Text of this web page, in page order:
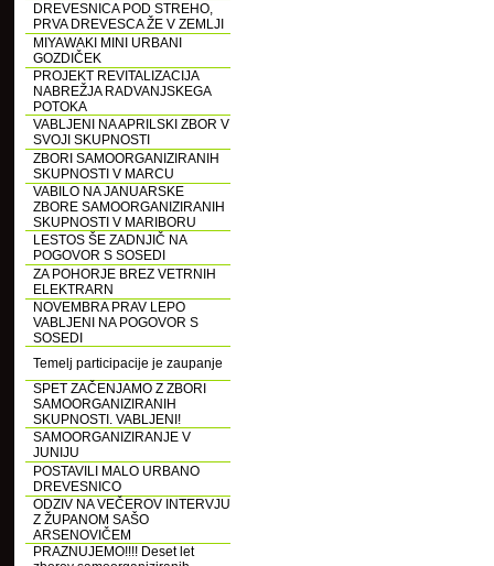
DREVESNICA POD STREHO,
PRVA DREVESCA ŽE V ZEMLJI
MIYAWAKI MINI URBANI
GOZDIČEK
PROJEKT REVITALIZACIJA
NABREŽJA RADVANJSKEGA
POTOKA
VABLJENI NA APRILSKI ZBOR V
SVOJI SKUPNOSTI
ZBORI SAMOORGANIZIRANIH
SKUPNOSTI V MARCU
VABILO NA JANUARSKE
ZBORE SAMOORGANIZIRANIH
SKUPNOSTI V MARIBORU
LESTOS ŠE ZADNJIČ NA
POGOVOR S SOSEDI
ZA POHORJE BREZ VETRNIH
ELEKTRARN
NOVEMBRA PRAV LEPO
VABLJENI NA POGOVOR S
SOSEDI
Temelj participacije je zaupanje
SPET ZAČENJAMO Z ZBORI
SAMOORGANIZIRANIH
SKUPNOSTI. VABLJENI!
SAMOORGANIZIRANJE V
JUNIJU
POSTAVILI MALO URBANO
DREVESNICO
ODZIV NA VEČEROV INTERVJU
Z ŽUPANOM SAŠO
ARSENOVIČEM
PRAZNUJEMO!!!! Deset let